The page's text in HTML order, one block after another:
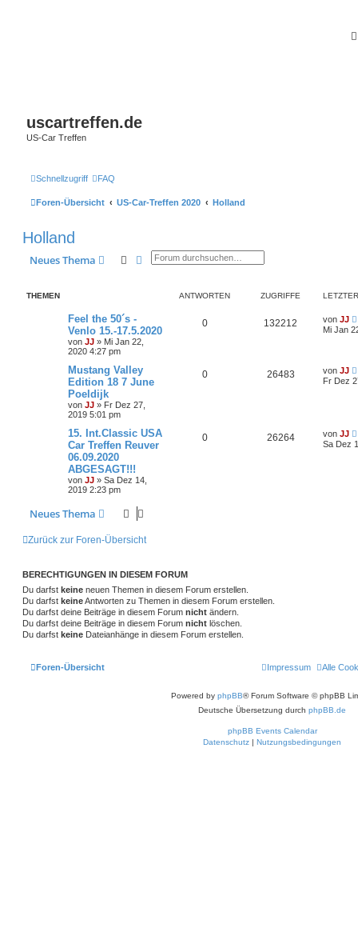
uscartreffen.de
US-Car Treffen
Schnellzugriff FAQ
Foren-Übersicht US-Car-Treffen 2020 Holland
Holland
Neues Thema SucheErweiterte Suche
THEMEN ANTWORTEN ZUGRIFFE
Feel the 50´s -
Venlo 15.-17.5.2020
von JJ » Mi Jan 22,
2020 4:27 pm
0 132212 von JJ
Mi Jan
Mustang Valley
Edition 18 7 June
Poeldijk
von JJ » Fr Dez 27,
2019 5:01 pm
0 26483 von JJ
Fr Dez
15. Int.Classic USA
Car Treffen Reuver
06.09.2020
ABGESAGT!!!
von JJ » Sa Dez 14,
2019 2:23 pm
0 26264 von JJ
Sa Dez
Neues Thema
Zurück zur Foren-Übersicht
BERECHTIGUNGEN IN DIESEM FORUM
Du darfst keine neuen Themen in diesem Forum erstellen.
Du darfst keineAntworten zu Themen in diesem Forum erstellen.
Du darfst deine Beiträge in diesem Forum nicht ändern.
Du darfst deine Beiträge in diesem Forum nicht löschen.
Du darfst keine Dateianhänge in diesem Forum erstellen.
Foren-Übersicht Alle
Impressum
Powered by phpBB® Forum Software © phpBB
Deutsche Übersetzung durch phpBB.de
phpBB Events Calendar
Datenschutz | Nutzungsbedingungen